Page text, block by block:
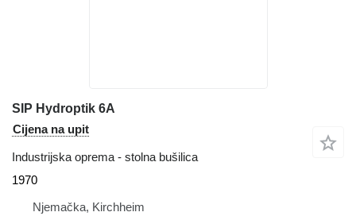
SIP Hydroptik 6A
Cijena na upit
Industrijska oprema - stolna bušilica
1970
Njemačka, Kirchheim